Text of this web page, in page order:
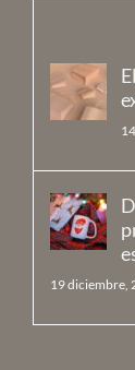
19 diciembre,